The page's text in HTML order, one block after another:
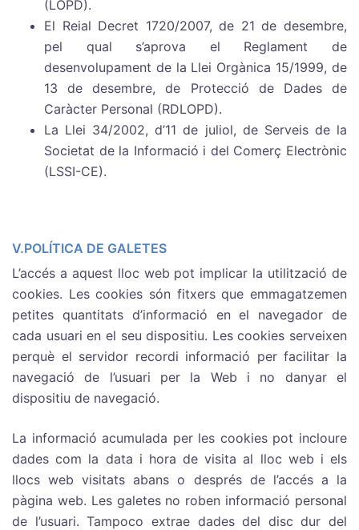
(LOPD).
El Reial Decret 1720/2007, de 21 de desembre,
pel qual s’aprova el Reglament de
desenvolupament de la Llei Orgànica 15/1999, de
13 de desembre, de Protecció de Dades de
Caràcter Personal (RDLOPD).
La Llei 34/2002, d’11 de juliol, de Serveis de la
Societat de la Informació i del Comerç Electrònic
(LSSI-CE).
V.POLÍTICA DE GALETES
L’accés a aquest lloc web pot implicar la utilització de
cookies. Les cookies són fitxers que emmagatzemen
petites quantitats d’informació en el navegador de
cada usuari en el seu dispositiu. Les cookies serveixen
perquè el servidor recordi informació per facilitar la
navegació de l’usuari per la Web i no danyar el
dispositiu de navegació.
La informació acumulada per les cookies pot incloure
dades com la data i hora de visita al lloc web i els
llocs web visitats abans o després de l’accés a la
pàgina web. Les galetes no roben informació personal
de l’usuari. Tampoco extrae dades del disc dur del